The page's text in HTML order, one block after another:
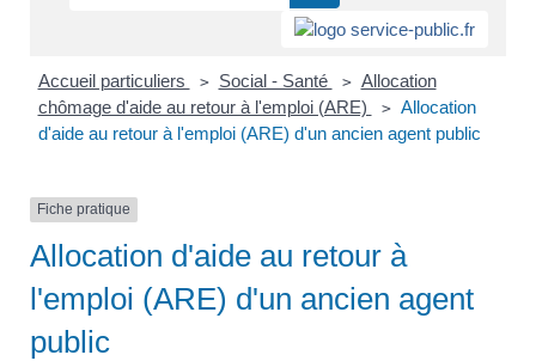
Accueil particuliers > Social - Santé > Allocation
chômage d'aide au retour à l'emploi (ARE)
> Allocation
d'aide au retour à l'emploi (ARE) d'un ancien agent public
Fiche pratique
Allocation d'aide au retour à
l'emploi (ARE) d'un ancien agent
public